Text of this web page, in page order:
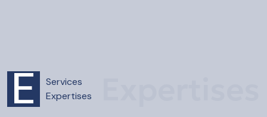
E
Services
Expertises